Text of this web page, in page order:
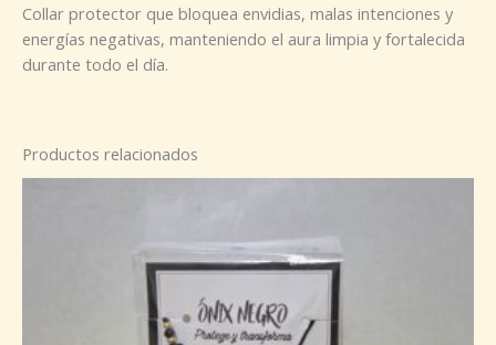
Collar protector que bloquea envidias, malas intenciones y
energías negativas, manteniendo el aura limpia y fortalecida
durante todo el día.
Productos relacionados